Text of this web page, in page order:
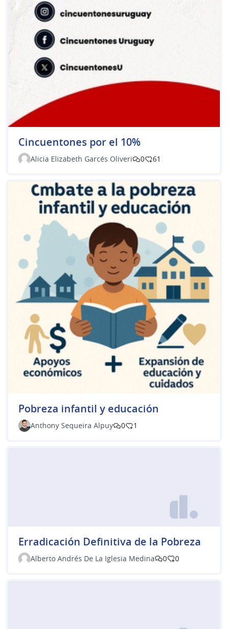
Cincuentones por el 10%
Alicia Elizabeth Garcés Oliveri 0 61
Pobreza infantil y educación
Anthony Sequeira Alpuy 0 1
Erradicación Definitiva de la Pobreza
Alberto Andrés De La Iglesia Medina 0 0